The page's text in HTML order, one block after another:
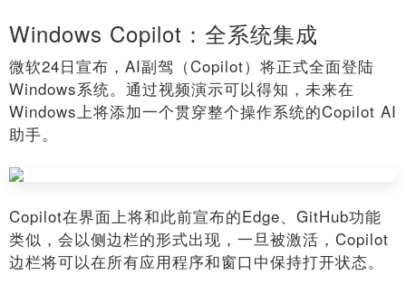
Windows Copilot：全系统集成
微软24日宣布，AI副驾（Copilot）将正式全面登陆
Windows系统。通过视频演示可以得知，未来在
Windows上将添加一个贯穿整个操作系统的Copilot AI
助手。
Copilot在界面上将和此前宣布的Edge、GitHub功能
类似，会以侧边栏的形式出现，一旦被激活，Copilot
边栏将可以在所有应用程序和窗口中保持打开状态。